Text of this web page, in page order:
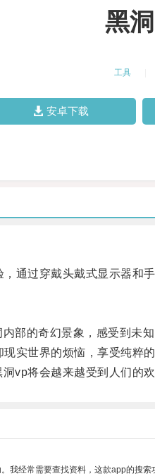
黑
工具
安卓下载
过穿戴头戴式显示器和手
的奇幻景象，感受到未知
世界的烦恼，享受纯粹的
将会越来越受到人们的欢
我经常需要查找资料，这款app的搜索